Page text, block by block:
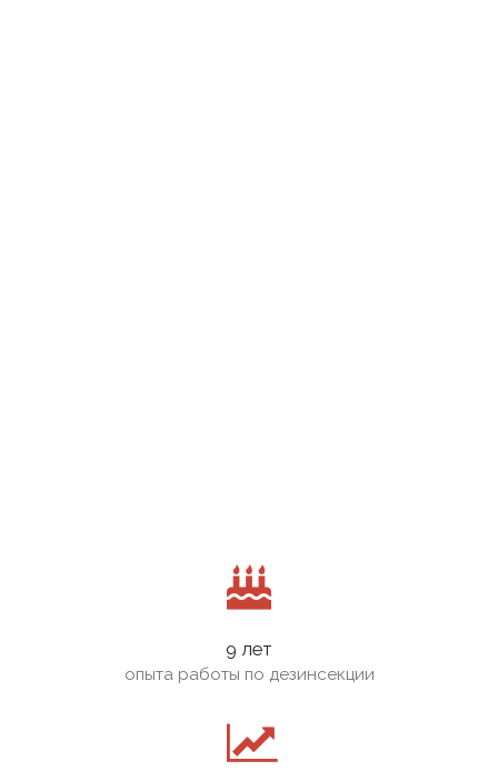
9 лет
опыта работы по дезинсекции